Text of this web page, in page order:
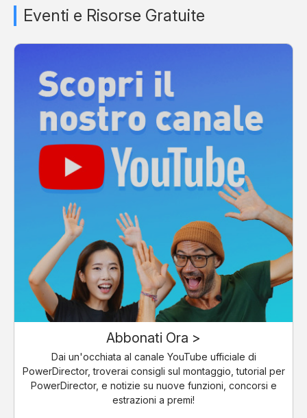
Eventi e Risorse Gratuite
Abbonati Ora >
Dai un'occhiata al canale YouTube ufficiale di
PowerDirector, troverai consigli sul montaggio, tutorial per
PowerDirector, e notizie su nuove funzioni, concorsi e
estrazioni a premi!